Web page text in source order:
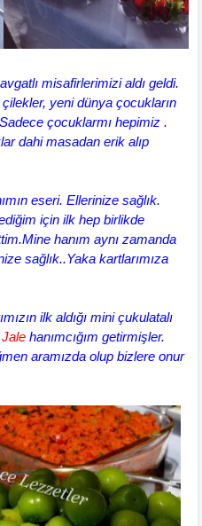
misafirlerimizi aldı geldi.
yeni dünya çocukların
çocuklarmı hepimiz .
dahi masadan erik alıp
eseri. Ellerinize sağlık.
için ilk hep birlikde
hanım aynı zamanda
sağlık..Yaka kartlarımıza
ilk aldığı mini çukulatalı
Jale hanımcığım getirmişler.
aramızda olup bizlere onur